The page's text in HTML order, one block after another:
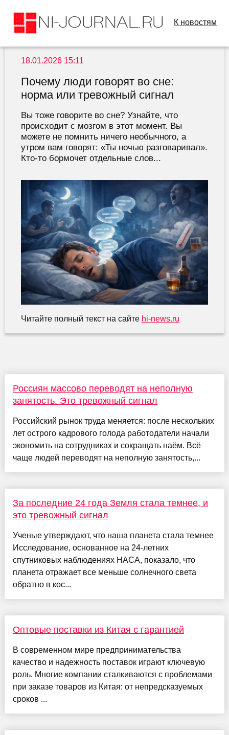
К новостям
18.01.2026 15:11
Почему люди говорят во сне:
норма или тревожный сигнал
Вы тоже говорите во сне? Узнайте, что
происходит с мозгом в этот момент. Вы
можете не помнить ничего необычного, а
утром вам говорят: «Ты ночью разговаривал».
Кто-то бормочет отдельные слов...
Читайте полный текст на сайте hi-news.ru
Россиян массово переводят на неполную
занятость. Это тревожный сигнал
Российский рынок труда меняется: после нескольких
лет острого кадрового голода работодатели начали
экономить на сотрудниках и сокращать наём. Всё
чаще людей переводят на неполную занятость,...
За последние 24 года Земля стала темнее, и
это тревожный сигнал
Ученые утверждают, что наша планета стала темнее
Исследование, основанное на 24-летних
спутниковых наблюдениях НАСА, показало, что
планета отражает все меньше солнечного света
обратно в кос...
Оптовые поставки из Китая с гарантией
В современном мире предпринимательства
качество и надежность поставок играют ключевую
роль. Многие компании сталкиваются с проблемами
при заказе товаров из Китая: от непредсказуемых
сроков ...